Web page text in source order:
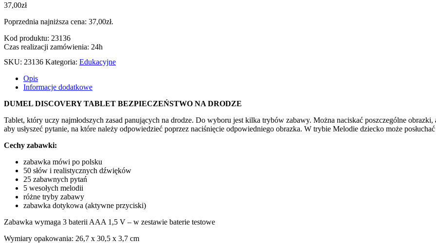
37,00zł
Poprzednia najniższa cena: 37,00zł.
Kod produktu: 23136
Czas realizacji zamówienia: 24h
SKU: 23136 Kategoria: Edukacyjne
Opis
Informacje dodatkowe
DUMEL DISCOVERY TABLET BEZPIECZEŃSTWO NA DRODZE
Tablet, który uczy najmłodszych zasad panujących na drodze. Do wyboru jest kilka trybów zabawy. Można naciskać poszczególne
aby usłyszeć pytanie, na które należy odpowiedzieć poprzez naciśnięcie odpowiedniego obrazka. W trybie Melodie dziecko może
Cechy zabawki:
zabawka mówi po polsku
50 słów i realistycznych dźwięków
25 zabawnych pytań
5 wesołych melodii
różne tryby zabawy
zabawka dotykowa (aktywne przyciski)
Zabawka wymaga 3 baterii AAA 1,5 V – w zestawie baterie testowe
Wymiary opakowania: 26,7 x 30,5 x 3,7 cm